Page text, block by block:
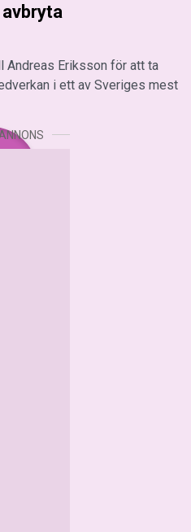
Andreas Eriksson för att ta
i ett av Sveriges mest
ANNONS